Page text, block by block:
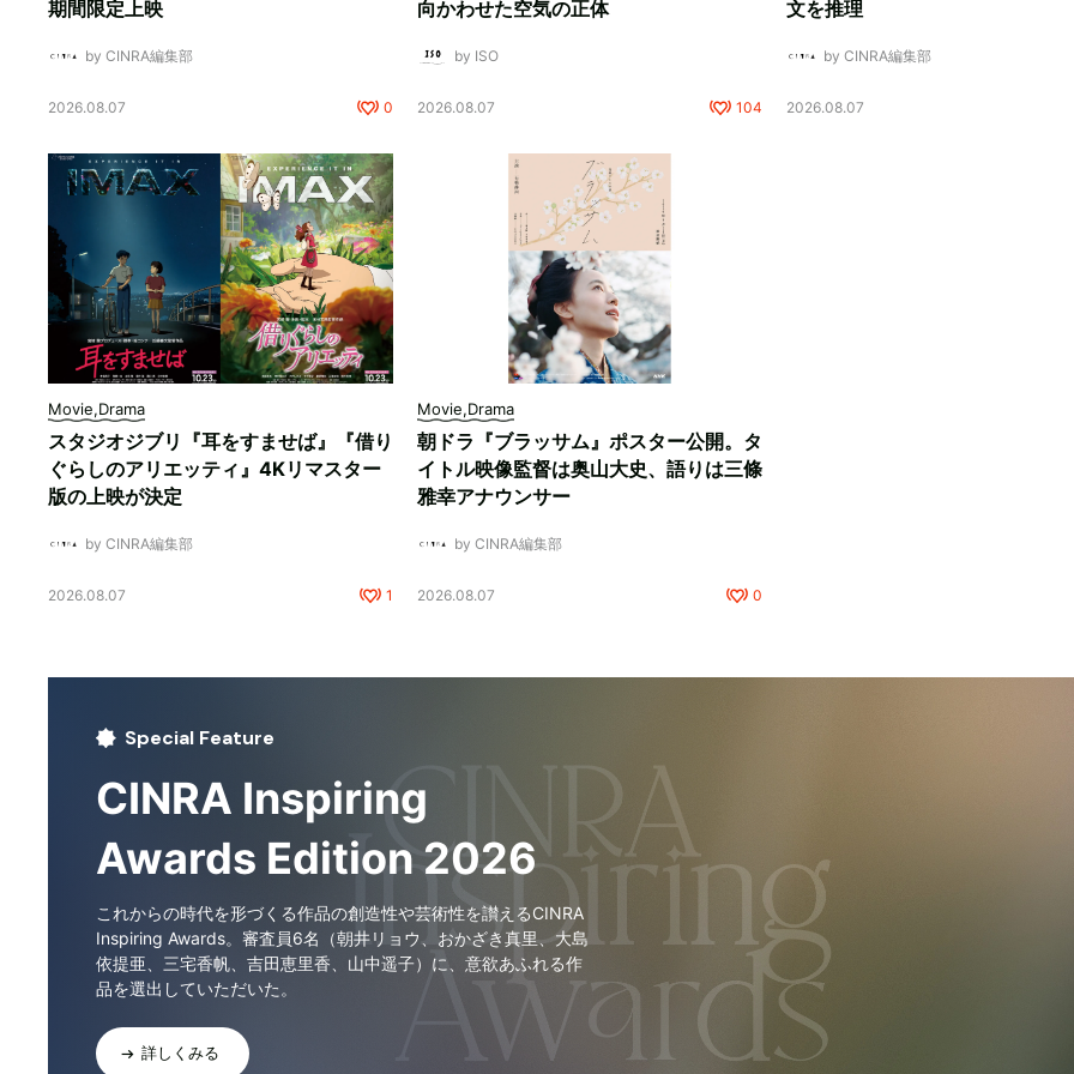
期間限定上映
by CINRA編集部
2026.08.07 0
向かわせた空気の正体
by ISO
2026.08.07 104
文を推理
by CINRA編集部
2026.08.07
Movie,Drama
スタジオジブリ『耳をすませば』『借り
ぐらしのアリエッティ』4Kリマスター
版の上映が決定
by CINRA編集部
2026.08.07 1
Movie,Drama
朝ドラ『ブラッサム』ポスター公開。タ
イトル映像監督は奥山大史、語りは三條
雅幸アナウンサー
by CINRA編集部
2026.08.07 0
Special Feature
CINRA Inspiring
Awards Edition 2026
これからの時代を形づくる作品の創造性や芸術性を讃えるCINRA
Inspiring Awards。審査員6名（朝井リョウ、おかざき真里、大島
依提亜、三宅香帆、吉田恵里香、山中遥子）に、意欲あふれる作
品を選出していただいた。
詳しくみる